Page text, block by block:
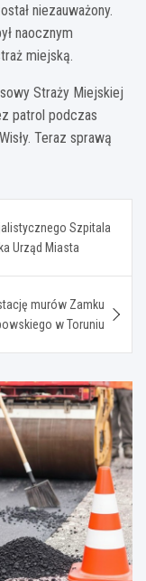
niezauważony.
naocznym
miejską.
Straży Miejskiej
patrol podczas
Teraz sprawą
Szpitala
Urząd Miasta
murów Zamku
w Toruniu